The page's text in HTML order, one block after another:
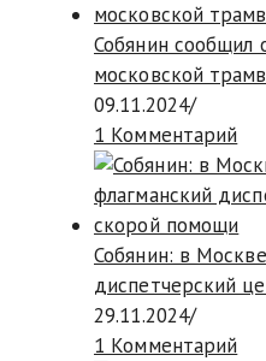
Собянин сообщил
московской
09.11.2024/
1 Комментарий
Собянин: в
диспетчерский
29.11.2024/
1 Комментарий